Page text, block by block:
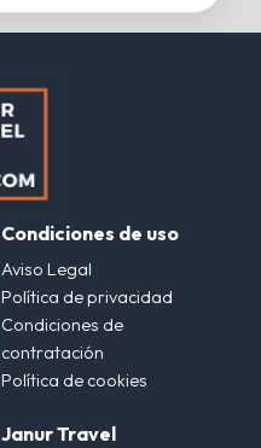
Condiciones de uso
Aviso Legal
Política de privacidad
Condiciones de
contratación
Política de cookies
Janur Travel